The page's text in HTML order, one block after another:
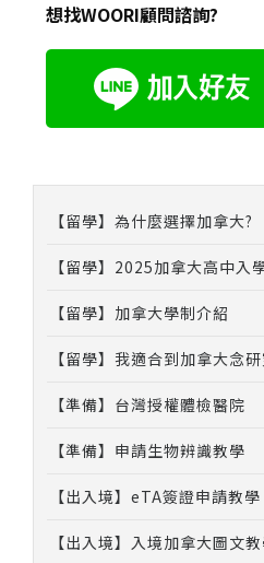
想找WOORI顧問諮詢?
【留學】為什麼選擇加拿大?
【留學】2025加拿大高中入
【留學】加拿大學制介紹
【留學】我適合到加拿大念
【準備】台灣授權體檢醫院
【準備】申請生物辨識教學
【出入境】eTA簽證申請教學
【出入境】入境加拿大圖文